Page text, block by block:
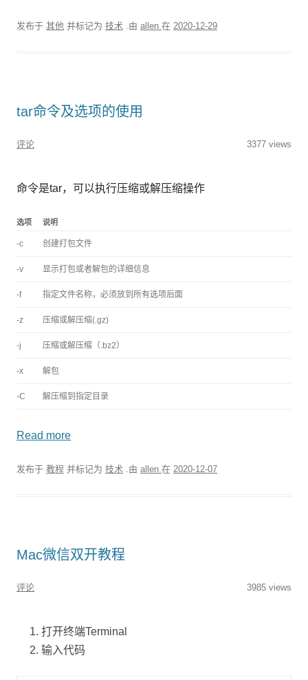
发布于 其他 并标记为 技术 .由 allen 在 2020-12-29
tar命令及选项的使用
评论 3377 views
命令是tar，可以执行压缩或解压缩操作
选项 说明
-c 创建打包文件
-v 显示打包或者解包的详细信息
-f 指定文件名称，必须放到所有选项后面
-z 压缩或解压缩(.gz)
-j 压缩或解压缩（.bz2）
-x 解包
-C 解压缩到指定目录
Read more
发布于 教程 并标记为 技术 .由 allen 在 2020-12-07
Mac微信双开教程
评论 3985 views
打开终端Terminal
输入代码